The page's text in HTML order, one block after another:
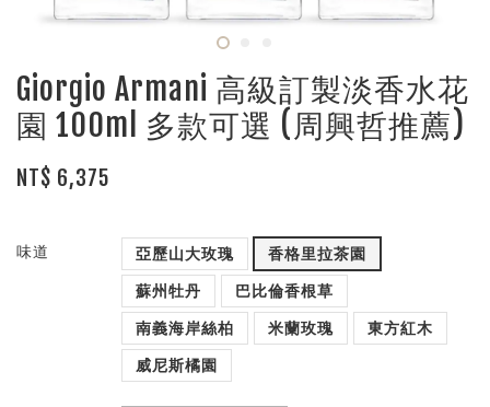
Giorgio Armani 高級訂製淡香水花
園 100ml 多款可選 (周興哲推薦)
NT$ 6,375
味道 亞歷山大玫瑰
香格里拉茶園
蘇州牡丹
巴比倫香根草
南義海岸絲柏
米蘭玫瑰
東方紅木
威尼斯橘園